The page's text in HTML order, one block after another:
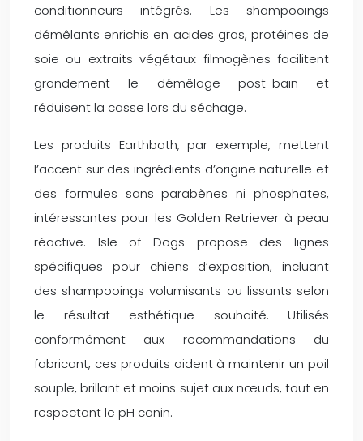
conditionneurs intégrés. Les shampooings
démêlants enrichis en acides gras, protéines de
soie ou extraits végétaux filmogènes facilitent
grandement le démêlage post-bain et
réduisent la casse lors du séchage.
Les produits Earthbath, par exemple, mettent
l’accent sur des ingrédients d’origine naturelle et
des formules sans parabènes ni phosphates,
intéressantes pour les Golden Retriever à peau
réactive. Isle of Dogs propose des lignes
spécifiques pour chiens d’exposition, incluant
des shampooings volumisants ou lissants selon
le résultat esthétique souhaité. Utilisés
conformément aux recommandations du
fabricant, ces produits aident à maintenir un poil
souple, brillant et moins sujet aux nœuds, tout en
respectant le pH canin.